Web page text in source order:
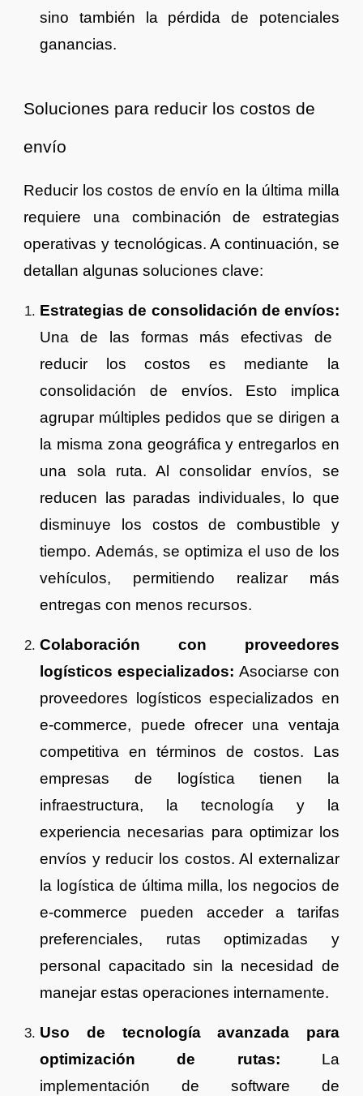
sino también la pérdida de potenciales
ganancias.
Soluciones para reducir los costos de
envío
Reducir los costos de envío en la última milla
requiere una combinación de estrategias
operativas y tecnológicas. A continuación, se
detallan algunas soluciones clave:
Estrategias de consolidación de envíos:
Una de las formas más efectivas de
reducir los costos es mediante la
consolidación de envíos. Esto implica
agrupar múltiples pedidos que se dirigen a
la misma zona geográfica y entregarlos en
una sola ruta. Al consolidar envíos, se
reducen las paradas individuales, lo que
disminuye los costos de combustible y
tiempo. Además, se optimiza el uso de los
vehículos, permitiendo realizar más
entregas con menos recursos.
Colaboración con proveedores
logísticos especializados: Asociarse con
proveedores logísticos especializados en
e-commerce, puede ofrecer una ventaja
competitiva en términos de costos. Las
empresas de logística tienen la
infraestructura, la tecnología y la
experiencia necesarias para optimizar los
envíos y reducir los costos. Al externalizar
la logística de última milla, los negocios de
e-commerce pueden acceder a tarifas
preferenciales, rutas optimizadas y
personal capacitado sin la necesidad de
manejar estas operaciones internamente.
Uso de tecnología avanzada para
optimización de rutas: La
implementación de software de